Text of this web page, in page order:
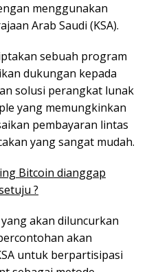
menggunakan
Arab Saudi (KSA).
sebuah program
dukungan kepada
solusi perangkat lunak
yang memungkinkan
pembayaran lintas
yang sangat mudah.
Bitcoin dianggap
?
akan diluncurkan
akan
untuk berpartisipasi